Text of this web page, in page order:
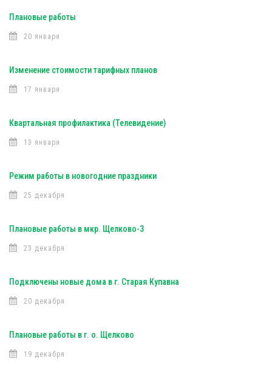
Плановые работы
20 января
Изменение стоимости тарифных планов
17 января
Квартальная профилактика (Телевидение)
13 января
Режим работы в новогодние праздники
25 декабря
Плановые работы в мкр. Щелково-3
23 декабря
Подключены новые дома в г. Старая Купавна
20 декабря
Плановые работы в г. о. Щелково
19 декабря